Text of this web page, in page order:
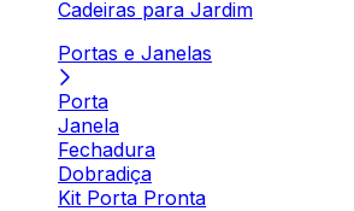
Cadeiras para Jardim
Portas e Janelas
Porta
Janela
Fechadura
Dobradiça
Kit Porta Pronta